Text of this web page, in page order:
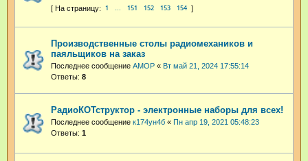
1 … 151 152 153 154
Производственные столы радиомехаников и
паяльщиков на заказ
Последнее сообщение АМОР « Вт май 21, 2024 17:55:14
Ответы: 8
РадиоКОТструктор - электронные наборы для всех!
Последнее сообщение к174ун4б « Пн апр 19, 2021 05:48:23
Ответы: 1